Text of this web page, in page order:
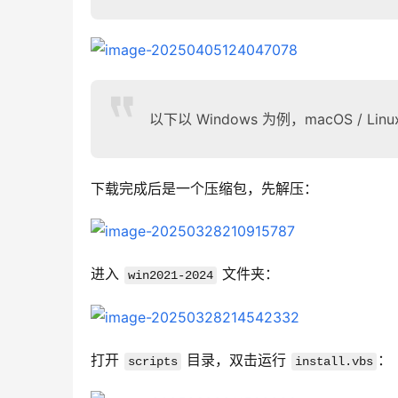
以下以 Windows 为例，macOS / Linux
下载完成后是一个压缩包，先解压：
进入 win2021-2024 文件夹：
打开 scripts 目录，双击运行 install.vbs ：